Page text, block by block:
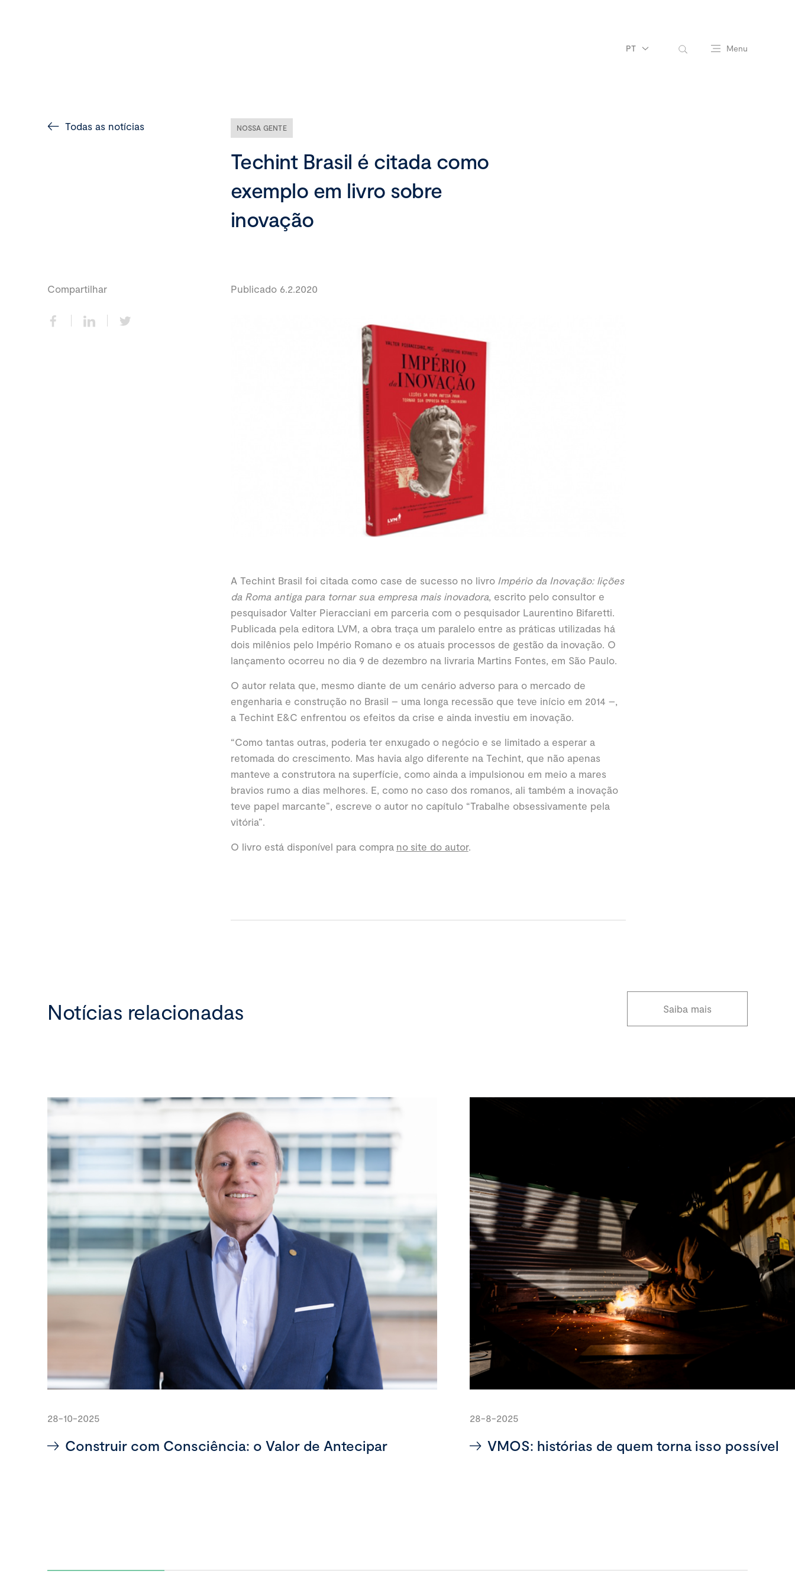
PT Menu
Liderança
Todas as notícias NOSSA GENTE
Techint Brasil é citada como
exemplo em livro sobre
inovação
Compartilhar Publicado 6.2.2020
A Techint Brasil foi citada como case de sucesso no livro Império da Inovação: lições
da Roma antiga para tornar sua empresa mais inovadora, escrito pelo consultor e
pesquisador Valter Pieracciani em parceria com o pesquisador Laurentino Bifaretti.
Publicada pela editora LVM, a obra traça um paralelo entre as práticas utilizadas há
dois milênios pelo Império Romano e os atuais processos de gestão da inovação. O
lançamento ocorreu no dia 9 de dezembro na livraria Martins Fontes, em São Paulo.
O autor relata que, mesmo diante de um cenário adverso para o mercado de
engenharia e construção no Brasil – uma longa recessão que teve início em 2014 –,
a Techint E&C enfrentou os efeitos da crise e ainda investiu em inovação.
“Como tantas outras, poderia ter enxugado o negócio e se limitado a esperar a
retomada do crescimento. Mas havia algo diferente na Techint, que não apenas
manteve a construtora na superfície, como ainda a impulsionou em meio a mares
bravios rumo a dias melhores. E, como no caso dos romanos, ali também a inovação
teve papel marcante”, escreve o autor no capítulo “Trabalhe obsessivamente pela
vitória”.
O livro está disponível para compra no site do autor.
Notícias relacionadas Saiba mais
28-10-2025
Construir com Consciência: o Valor de Antecipar
28-8-2025
VMOS: histórias de quem torna isso possível